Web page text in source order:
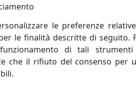
lui Francesco Adriano Pizzi,
e raffinata a ogni collezione.
le preferenze
le finalità descritte di seguito.
di tali
che il rifiuto del consenso per